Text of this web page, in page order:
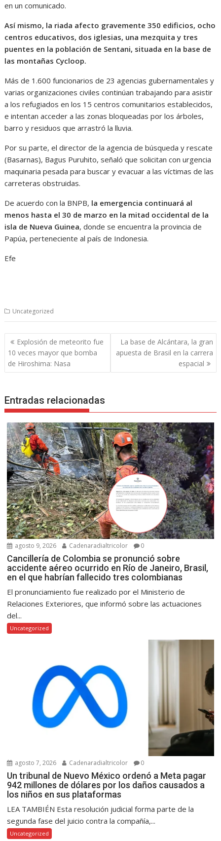
en un comunicado.
Así mismo, la riada afecto gravemente 350 edificios, ocho
centros educativos, dos iglesias, una mezquita y tres
puentes en la población de Sentani, situada en la base de
las montañas Cycloop.
Más de 1.600 funcionarios de 23 agencias gubernamentales y
varias organizaciones civiles continúan trabajando para asistir
a los refugiados en los 15 centros comunitarios establecidos,
e intentan acceder a las zonas bloqueadas por los árboles,
barro y residuos que arrastró la lluvia.
Por su parte, el director de la agencia de búsqueda y rescate
(Basarnas), Bagus Puruhito, señaló que solicitan con urgencia
maquinaria pesada para buscar y evacuar a las víctimas de las
carreteras obstruidas.
De acuerdo con la BNPB, la emergencia continuará al
menos hasta el 30 de marzo en la mitad occidental de la
isla de Nueva Guinea, donde se encuentra la provincia de
Papúa, perteneciente al país de Indonesia.
Efe
Uncategorized
Navegación
de
entradas
Explosión de meteorito fue
10 veces mayor que bomba
de Hiroshima: Nasa
La base de Alcántara, la gran
apuesta de Brasil en la carrera
espacial
Entradas relacionadas
agosto 9, 2026 Cadenaradialtricolor 0
Cancillería de Colombia se pronunció sobre
accidente aéreo ocurrido en Río de Janeiro, Brasil,
en el que habrían fallecido tres colombianas
El pronunciamiento fue realizado por el Ministerio de
Relaciones Exteriores, que informó sobre las actuaciones
del...
Uncategorized
agosto 7, 2026 Cadenaradialtricolor 0
Un tribunal de Nuevo México ordenó a Meta pagar
942 millones de dólares por los daños causados a
los niños en sus plataformas
LEA TAMBIÉN Esta resolución judicial forma parte de la
segunda fase del juicio contra la compañía,...
Uncategorized